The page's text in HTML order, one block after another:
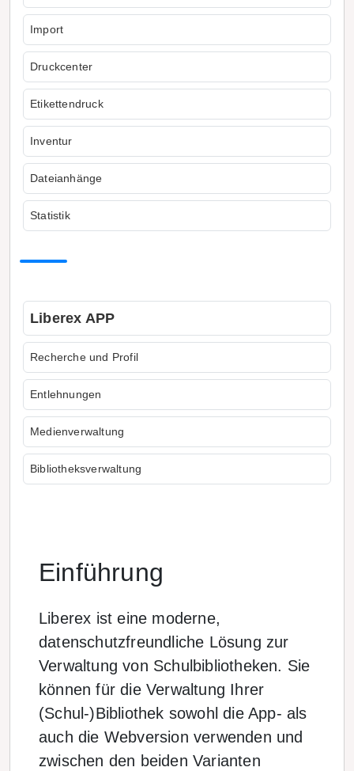
Import
Druckcenter
Etikettendruck
Inventur
Dateianhänge
Statistik
Liberex APP
Recherche und Profil
Entlehnungen
Medienverwaltung
Bibliotheksverwaltung
Einführung
Liberex ist eine moderne,
datenschutzfreundliche Lösung zur
Verwaltung von Schulbibliotheken. Sie
können für die Verwaltung Ihrer
(Schul-)Bibliothek sowohl die App- als
auch die Webversion verwenden und
zwischen den beiden Varianten